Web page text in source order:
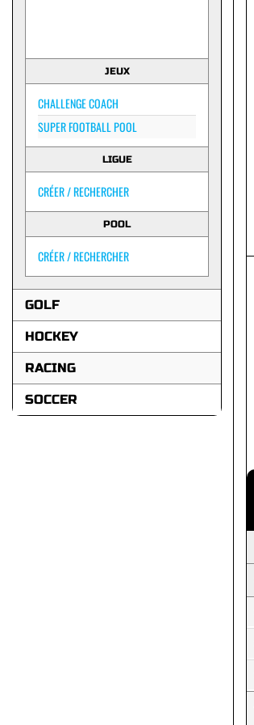
JEUX
CHALLENGE COACH
SUPER FOOTBALL POOL
LIGUE
CRÉER / RECHERCHER
POOL
CRÉER / RECHERCHER
GOLF
HOCKEY
RACING
SOCCER